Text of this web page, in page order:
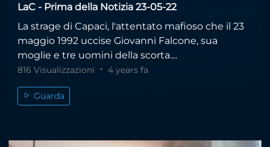
LaC - Prima della Notizia 23-05-22
La strage di Capaci, l'attentato mafioso che il 23
maggio 1992 uccise Giovanni Falcone, sua
moglie e tre uomini della scorta....
816 Visualizzazioni 4 years fa
Guarda